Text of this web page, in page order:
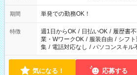
期間 単発での勤務OK！
特徴 週1日からOK / 日払いOK / 履歴書
業・WワークOK / 服装自由 / シフ
集 / 電話対応なし / パソコンスキル
気になる！ 応募する